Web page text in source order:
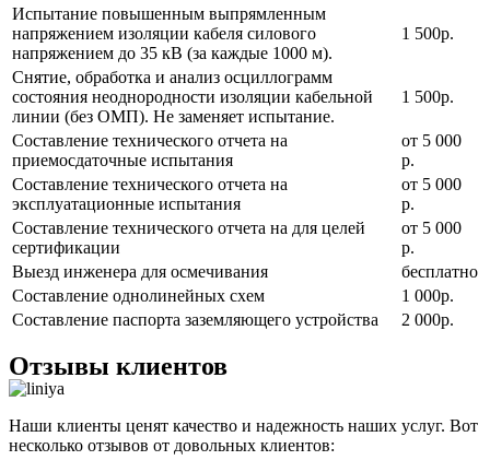
Испытание повышенным выпрямленным
напряжением изоляции кабеля силового
напряжением до 35 кВ (за каждые 1000 м).
1 500р.
Снятие, обработка и анализ осциллограмм
состояния неоднородности изоляции кабельной
линии (без ОМП). Не заменяет испытание.
1 500р.
Составление технического отчета на
приемосдаточные испытания
от 5 000
р.
Составление технического отчета на
эксплуатационные испытания
от 5 000
р.
Составление технического отчета на для целей
сертификации
от 5 000
р.
Выезд инженера для осмечивания
бесплатно
Составление однолинейных схем
1 000р.
Составление паспорта заземляющего устройства
2 000р.
Отзывы клиентов
Наши клиенты ценят качество и надежность наших услуг. Вот
несколько отзывов от довольных клиентов: